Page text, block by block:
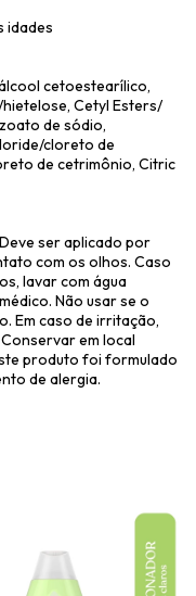
idades
cetoestearílico,
Cetyl Esters/
de sódio,
cloreto de
de cetrimônio, Citric
ser aplicado por
com os olhos. Caso
lavar com água
Não usar se o
Em caso de irritação,
em local
produto foi formulado
de alergia.